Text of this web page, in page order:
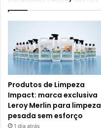
Produtos de Limpeza
Impact: marca exclusiva
Leroy Merlin para limpeza
pesada sem esforço
1 dia atrás